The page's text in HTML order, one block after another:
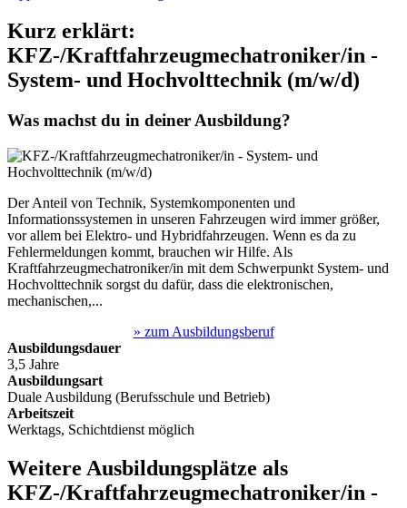
Kurz erklärt:
KFZ-/Kraftfahrzeugmechatroniker/in -
System- und Hochvolttechnik (m/w/d)
Was machst du in deiner Ausbildung?
Der Anteil von Technik, Systemkomponenten und
Informationssystemen in unseren Fahrzeugen wird immer größer,
vor allem bei Elektro- und Hybridfahrzeugen. Wenn es da zu
Fehlermeldungen kommt, brauchen wir Hilfe. Als
Kraftfahrzeugmechatroniker/in mit dem Schwerpunkt System- und
Hochvolttechnik sorgst du dafür, dass die elektronischen,
mechanischen,...
» zum Ausbildungsberuf
Ausbildungsdauer
3,5 Jahre
Ausbildungsart
Duale Ausbildung (Berufsschule und Betrieb)
Arbeitszeit
Werktags, Schichtdienst möglich
Weitere Ausbildungsplätze als
KFZ-/Kraftfahrzeugmechatroniker/in -